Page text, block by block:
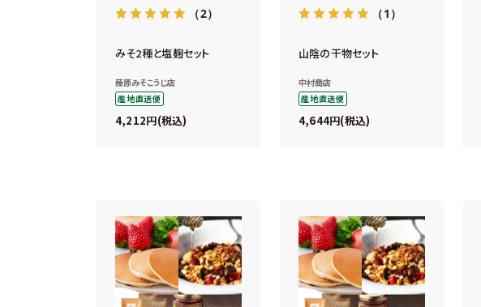
（2）
みそ2種と塩麹セット
藤原みそこうじ店
産地直送便
4,212 税込
（1）
山陰の干物セット
中村商店
産地直送便
4,644 税込